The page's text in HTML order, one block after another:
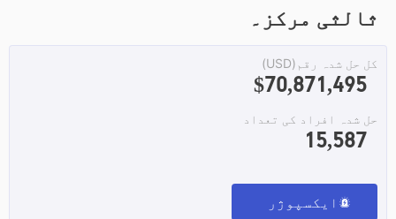
ثالثی مرکز۔
کل حل شدہ رقم(USD)
$70,871,495
حل شدہ افراد کی تعداد
15,587
ایکسپوژر